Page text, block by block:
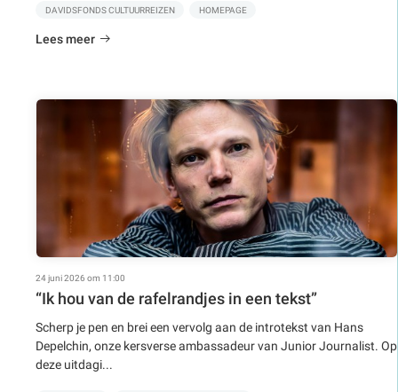
DAVIDSFONDS CULTUURREIZEN HOMEPAGE
Lees meer
24 juni 2026 om 11:00
“Ik hou van de rafelrandjes in een tekst”
Scherp je pen en brei een vervolg aan de introtekst van Hans
Depelchin, onze kersverse ambassadeur van Junior Journalist. Op
deze uitdagi...